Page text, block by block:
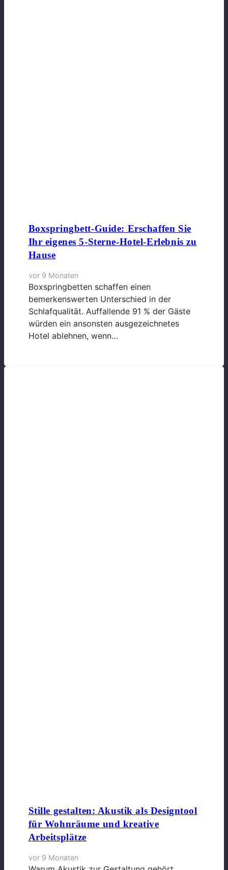
Boxspringbett-Guide: Erschaffen Sie
Ihr eigenes 5-Sterne-Hotel-Erlebnis zu
Hause
vor 9 Monaten
Boxspringbetten schaffen einen
bemerkenswerten Unterschied in der
Schlafqualität. Auffallende 91 % der Gäste
würden ein ansonsten ausgezeichnetes
Hotel ablehnen, wenn…
Stille gestalten: Akustik als Designtool
für Wohnräume und kreative
Arbeitsplätze
vor 9 Monaten